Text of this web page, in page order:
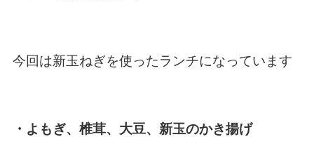
今回は新玉ねぎを使ったランチになっています
・よもぎ、椎茸、大豆、新玉のかき揚げ